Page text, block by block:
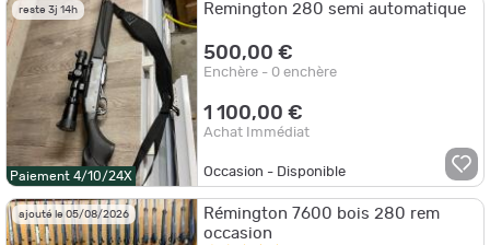
reste 3j 14h
Paiement 4/10/24X
Remington 280 semi automatique
500,00 €
Enchère - 0 enchère
1 100,00 €
Achat Immédiat
Occasion - Disponible
ajouté le 05/08/2026
Rémington 7600 bois 280 rem
occasion